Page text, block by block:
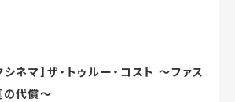
ネマ】ザ・トゥルー・コスト ～ファス
の代償～